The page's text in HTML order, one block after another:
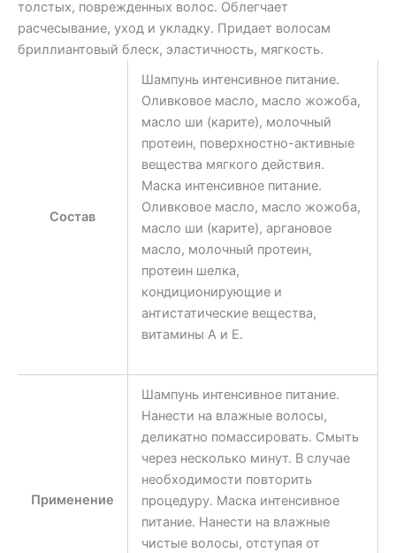
толстых, поврежденных волос. Облегчает
расчесывание, уход и укладку. Придает волосам
бриллиантовый блеск, эластичность, мягкость.
Состав
Шампунь интенсивное питание.
Оливковое масло, масло жожоба,
масло ши (карите), молочный
протеин, поверхностно-активные
вещества мягкого действия.
Маска интенсивное питание.
Оливковое масло, масло жожоба,
масло ши (карите), аргановое
масло, молочный протеин,
протеин шелка,
кондиционирующие и
антистатические вещества,
витамины А и Е.
Применение
Шампунь интенсивное питание.
Нанести на влажные волосы,
деликатно помассировать. Смыть
через несколько минут. В случае
необходимости повторить
процедуру. Маска интенсивное
питание. Нанести на влажные
чистые волосы, отступая от